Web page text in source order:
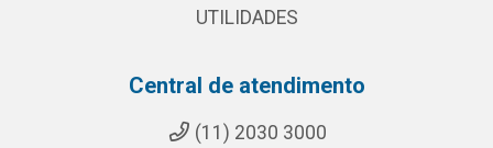
UTILIDADES
Central de atendimento
(11) 2030 3000